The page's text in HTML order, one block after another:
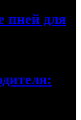
пней для